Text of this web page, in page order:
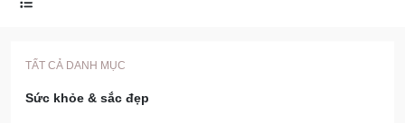
TẤT CẢ DANH MỤC
Sức khỏe & sắc đẹp